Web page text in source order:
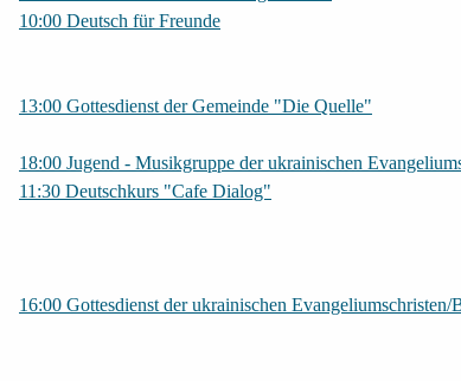
10:00 Deutsch für Freunde
13:00 Gottesdienst der Gemeinde "Die Quelle"
18:00 Jugend - Musikgruppe der ukrainischen
11:30 Deutschkurs "Cafe Dialog"
16:00 Gottesdienst der ukrainischen Evangeliumschristen/